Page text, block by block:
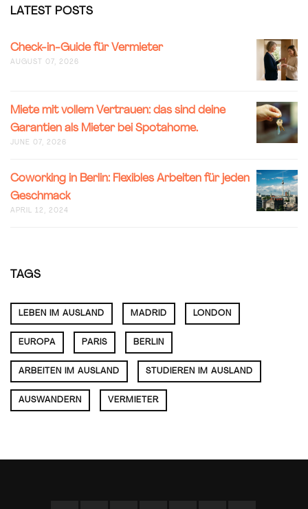
LATEST POSTS
CHECK-
IN-
GUIDE
Check-in-Guide für Vermieter
AUGUST 07, 2026
MIETE
MIT
VOLLEM
SIND
DEINE
ALS
Miete mit vollem Vertrauen: das sind deine
Garantien als Mieter bei Spotahome.
JUNE 07, 2026
IN
BERLIN:
Coworking in Berlin: Flexibles Arbeiten für jeden
Geschmack
APRIL 12, 2024
TAGS
LEBEN IM AUSLAND MADRID LONDON
EUROPA PARIS BERLIN
ARBEITEN IM AUSLAND STUDIEREN IM AUSLAND
AUSWANDERN VERMIETER